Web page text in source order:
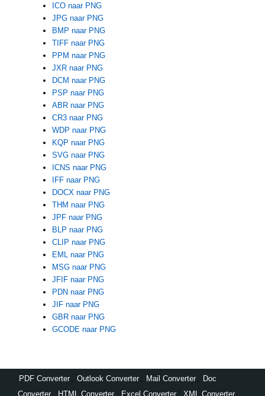
ICO naar PNG
JPG naar PNG
BMP naar PNG
TIFF naar PNG
PPM naar PNG
JXR naar PNG
DCM naar PNG
PSP naar PNG
ABR naar PNG
CR3 naar PNG
WDP naar PNG
KQP naar PNG
SVG naar PNG
ICNS naar PNG
IFF naar PNG
DOCX naar PNG
THM naar PNG
JPF naar PNG
BLP naar PNG
CLIP naar PNG
EML naar PNG
MSG naar PNG
JFIF naar PNG
PDN naar PNG
JIF naar PNG
GBR naar PNG
GCODE naar PNG
PDF Converter Outlook Converter Mail Converter
Doc
Converter
HTML Converter Excel Converter XML Converter